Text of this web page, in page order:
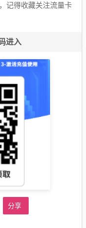
记得收藏关注流量卡
进入
分享